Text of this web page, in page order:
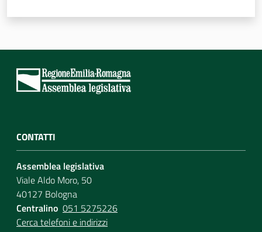
Assemblea
Assemblea
Argomenti
Per i media
Per i cittadini
CONTATTI
Assemblea legislativa
Viale Aldo Moro, 50
40127 Bologna
Centralino 051 5275226
Cerca telefoni e indirizzi